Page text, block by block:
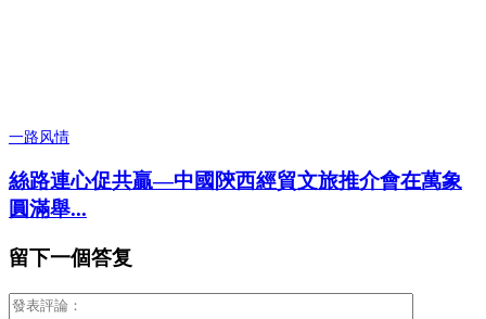
一路风情
絲路連心促共贏—中國陝西經貿文旅推介會在萬象
圓滿舉...
留下一個答复